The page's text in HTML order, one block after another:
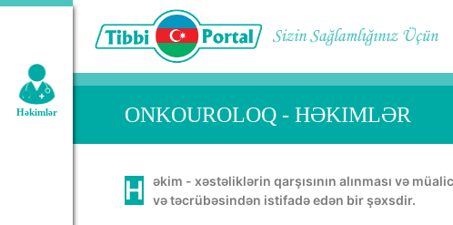
Geniş axtarış:
Həkimlər ONKOUROLOQ - HƏKIMLƏR
Həkim - xəstəliklərin qarşısının alınması və müalicəsində, insan orqanının normal həyatını təmin etməkdə öz bacarığını, bilik və təcrübəsindən istifadə edən bir şəxsdir.